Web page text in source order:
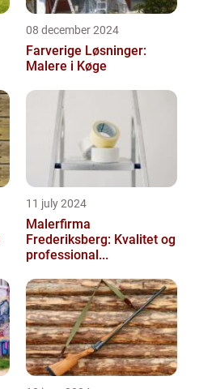
08 december 2024
Farverige Løsninger:
Malere i Køge
11 july 2024
Malerfirma
Frederiksberg: Kvalitet og
professional...